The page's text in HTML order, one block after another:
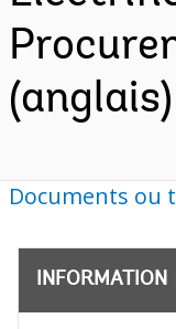
(anglais)
Documents ou
INFORMATION